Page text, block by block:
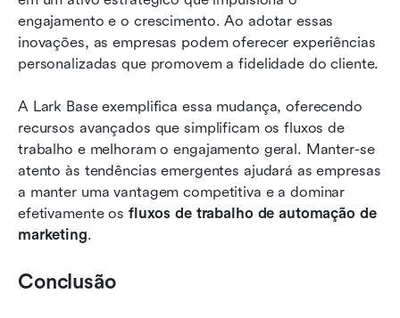
engajamento e o crescimento. Ao adotar essas
inovações, as empresas podem oferecer experiências
personalizadas que promovem a fidelidade do cliente.
A Lark Base exemplifica essa mudança, oferecendo
recursos avançados que simplificam os fluxos de
trabalho e melhoram o engajamento geral. Manter-se
atento às tendências emergentes ajudará as empresas
a manter uma vantagem competitiva e a dominar
efetivamente os fluxos de trabalho de automação de
marketing.
Conclusão